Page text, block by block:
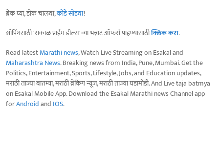
ब्रेक घ्या, डोकं चालवा,कोडे सोडवा!
शॉपिंगसाठी 'सकाळ प्राईम डील्स'च्या भन्नाट ऑफर्स पाहण्यासाठीक्लिक करा.
Read latestMarathi news, Watch Live Streaming on Esakal and
Maharashtra News. Breaking news from India, Pune, Mumbai. Get the
Politics, Entertainment, Sports, Lifestyle, Jobs, and Education updates,
मराठी ताज्या बातम्या, मराठी ब्रेकिंग न्यूज, मराठी ताज्या घडामोडी. And Live taja batmya
on Esakal Mobile App. Download the Esakal Marathi news Channel app
forAndroidand IOS.